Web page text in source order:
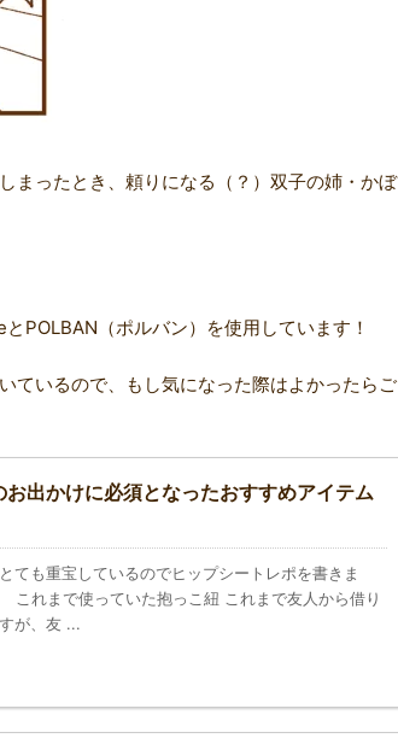
まったとき、頼りになる（？）双子の姉・かぼ
POLBAN（ポルバン）を使用しています！
ているので、もし気になった際はよかったらご
お出かけに必須となったおすすめアイテム
ても重宝しているのでヒップシートレポを書きま
これまで使っていた抱っこ紐 これまで友人から借り
が、友 ...